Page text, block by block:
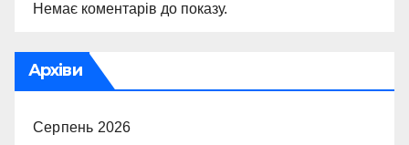
Немає коментарів до показу.
Архіви
Серпень 2026